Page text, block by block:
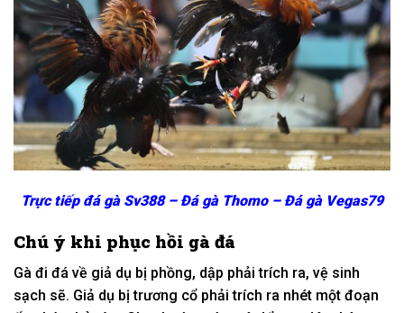
Trực tiếp đá gà Sv388 – Đá gà Thomo – Đá gà Vegas79
Chú ý khi phục hồi gà đá
Gà đi đá về giả dụ bị phồng, dập phải trích ra, vệ sinh
sạch sẽ. Giả dụ bị trương cổ phải trích ra nhét một đoạn